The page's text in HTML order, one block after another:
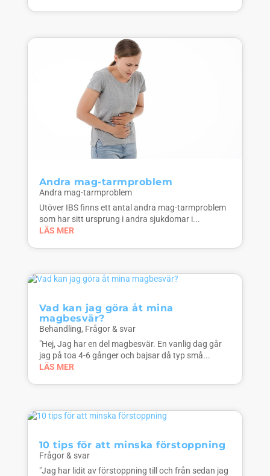
Andra mag-tarmproblem
Andra mag-tarmproblem
Utöver IBS finns ett antal andra mag-tarmproblem
som har sitt ursprung i andra sjukdomar i...
LÄS MER
Vad kan jag göra åt mina
magbesvär?
Behandling, Frågor & svar
"Hej, Jag har en del magbesvär. En vanlig dag går
jag på toa 4-6 gånger och bajsar då typ små...
LÄS MER
10 tips för att minska förstoppning
Frågor & svar
"Jag har lidit av förstoppning till och från sedan jag